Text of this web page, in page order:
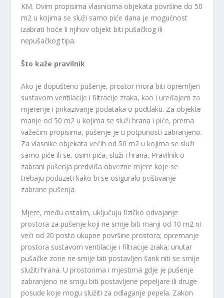
KM. Ovim propisima vlasnicima objekata površine do 50
m2 u kojima se služi samo piće dana je mogućnost
izabrati hoće li njihov objekt biti pušačkog ili
nepušačkog tipa.
Što kaže pravilnik
Ako je dopušteno pušenje, prostor mora biti opremljen
sustavom ventilacije i filtracije zraka, kao i uređajem za
mjerenje i prikazivanje podataka o podtlaku. Za objekte
manje od 50 m2 u kojima se služi hrana i piće, prema
važećim propisima, pušenje je u potpunosti zabranjeno.
Za vlasnike objekata većih od 50 m2 u kojima se služi
samo piće ili se, osim pića, služi i hrana, Pravilnik o
zabrani pušenja predviđa obvezne mjere koje se
trebaju poduzeti kako bi se osiguralo poštivanje
zabrane pušenja.
Mjere, među ostalim, uključuju fizičko odvajanje
prostora za pušenje koji ne smije biti manji od 10 m2 ni
veći od 20 posto ukupne površine prostora; opremanje
prostora sustavom ventilacije i filtracije zraka; unutar
pušačke zone ne smije biti postavljen šank niti se smije
služiti hrana. U prostorima i mjestima gdje je pušenje
zabranjeno ne smiju biti postavljene pepeljare ili druge
posude koje mogu služiti za odlaganje pepela. Zakon